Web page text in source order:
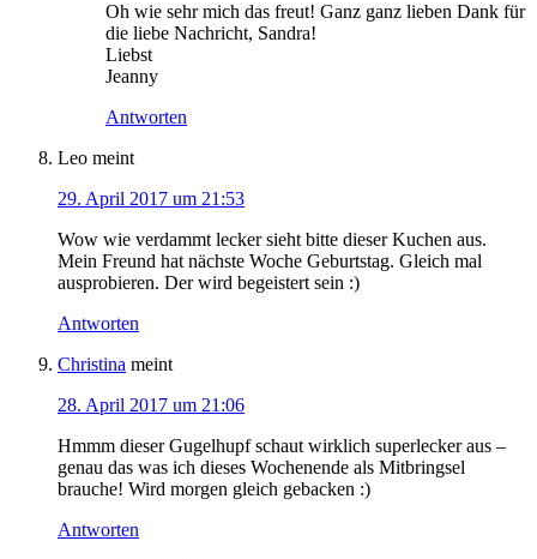
Oh wie sehr mich das freut! Ganz ganz lieben Dank für
die liebe Nachricht, Sandra!
Liebst
Jeanny
Antworten
Leo meint
29. April 2017 um 21:53
Wow wie verdammt lecker sieht bitte dieser Kuchen aus.
Mein Freund hat nächste Woche Geburtstag. Gleich mal
ausprobieren. Der wird begeistert sein :)
Antworten
Christina meint
28. April 2017 um 21:06
Hmmm dieser Gugelhupf schaut wirklich superlecker aus –
genau das was ich dieses Wochenende als Mitbringsel
brauche! Wird morgen gleich gebacken :)
Antworten